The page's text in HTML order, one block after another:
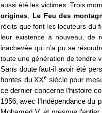
aussi été les victimes. Trois
origines
Le Feu des
récits que font les locuteurs du
leur existence à nouveau, de
inachevée qui n’a pu se
toute une génération de tendre
Sans doute faut-il avoir été
hontes du XXe siècle pour
ce dernier concerne l’histoire
1956, avec l’Indépendance du